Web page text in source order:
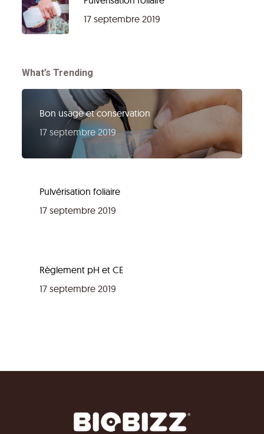
17 septembre 2019
What’s Trending
Bon usage et conservation
17 septembre 2019
Pulvérisation foliaire
17 septembre 2019
Règlement pH et CE
17 septembre 2019